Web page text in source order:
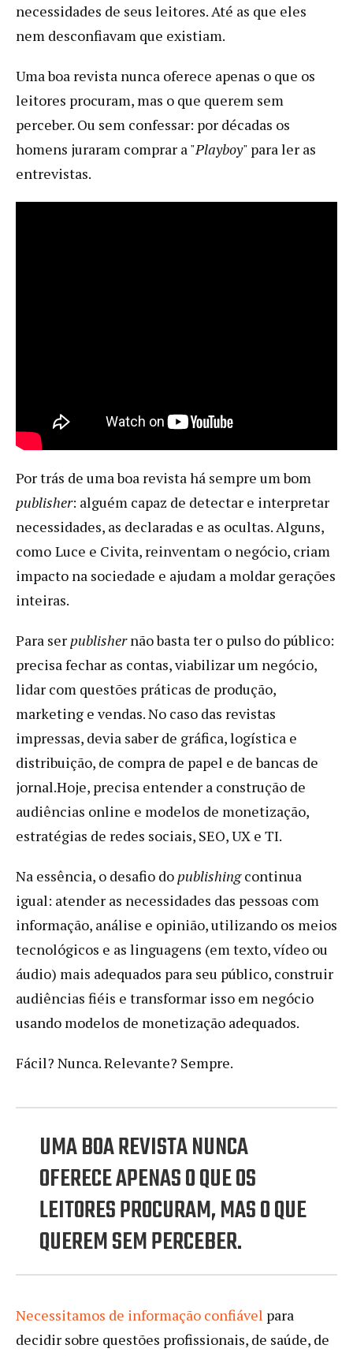
necessidades de seus leitores. Até as que eles
nem desconfiavam que existiam.
Uma boa revista nunca oferece apenas o que os
leitores procuram, mas o que querem sem
perceber. Ou sem confessar: por décadas os
homens juraram comprar a "Playboy" para ler as
entrevistas.
Por trás de uma boa revista há sempre um bom
publisher: alguém capaz de detectar e interpretar
necessidades, as declaradas e as ocultas. Alguns,
como Luce e Civita, reinventam o negócio, criam
impacto na sociedade e ajudam a moldar gerações
inteiras.
Para ser publishernão basta ter o pulso do público:
precisa fechar as contas, viabilizar um negócio,
lidar com questões práticas de produção,
marketing e vendas. No caso das revistas
impressas, devia saber de gráfica, logística e
distribuição, de compra de papel e de bancas de
jornal.Hoje, precisa entender a construção de
audiências online e modelos de monetização,
estratégias de redes sociais, SEO, UX e TI.
Na essência, o desafio do publishingcontinua
igual: atender as necessidades das pessoas com
informação, análise e opinião, utilizando os meios
tecnológicos e as linguagens (em texto, vídeo ou
áudio) mais adequados para seu público, construir
audiências fiéis e transformar isso em negócio
usando modelos de monetização adequados.
Fácil? Nunca. Relevante? Sempre.
UMA BOA REVISTA NUNCA
OFERECE APENAS O QUE OS
LEITORES PROCURAM, MAS O QUE
QUEREM SEM PERCEBER.
Necessitamos de informação confiável para
decidir sobre questões profissionais, de saúde, de